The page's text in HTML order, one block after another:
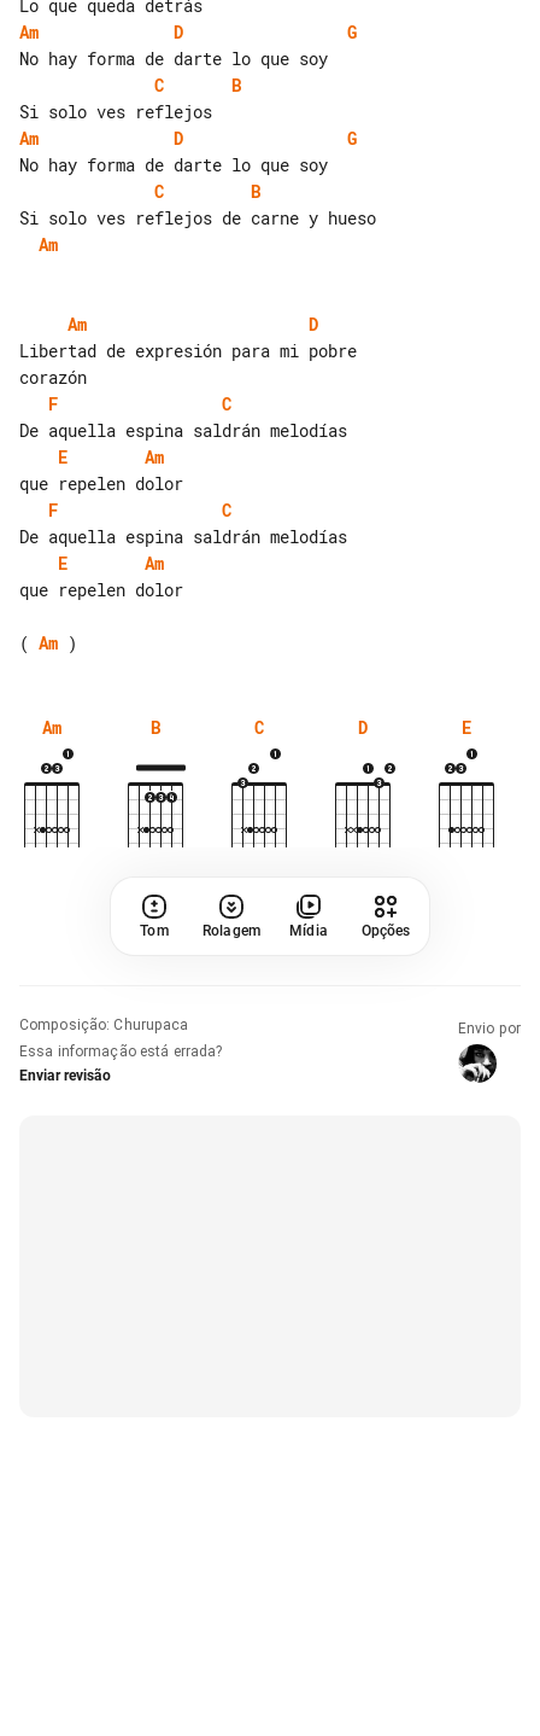
Am
D
G
C
B
Am
D
G
C
B
Am
Am
D
Libertad de expresión para mi pobre
F
C
E
Am
F
C
E
Am
que repelen dolor
( Am
Am B C D E
Tom Rolagem Mídia Opções
Composição: Churupaca
Essa informação está errada?
Enviar revisão
Envio por